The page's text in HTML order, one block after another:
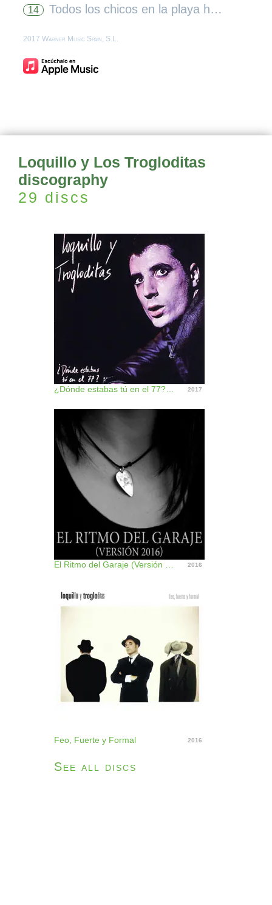
14 Todos los chicos en la playa hacen surf (Remaster 2017)
2017 Warner Music Spain, S.L.
Loquillo y Los Trogloditas
discography
29 discs
2017
2016
Feo, Fuerte y Formal 2016
See all discs